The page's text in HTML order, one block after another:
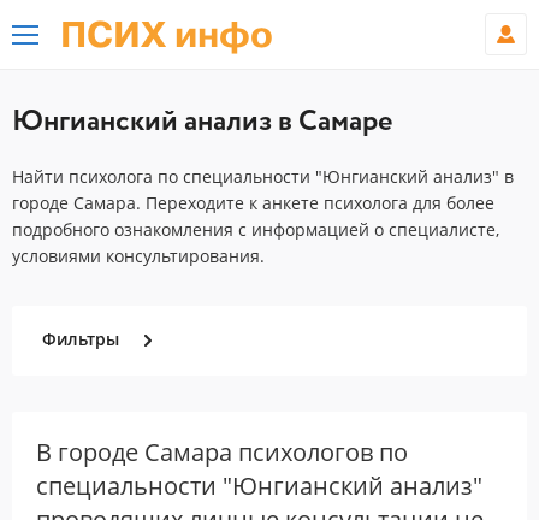
ПСИХ инфо
Юнгианский анализ в Самаре
Найти психолога по специальности "Юнгианский анализ" в
городе Самара. Переходите к анкете психолога для более
подробного ознакомления с информацией о специалисте,
условиями консультирования.
Фильтры
В городе Самара психологов по
специальности "Юнгианский анализ"